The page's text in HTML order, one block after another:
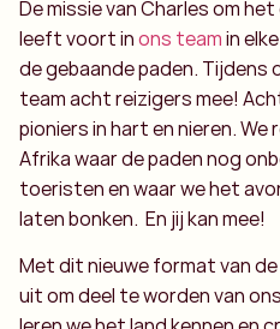
De missie van Charles om
leeft voort inons teamin
de gebaande paden. Tijdens
team acht reizigers mee!
pioniers in hart en nieren. We
Afrika waar de paden nog
toeristen en waar we het
laten bonken. En jij kan mee!
Met dit nieuwe format van
uit om deel te worden van